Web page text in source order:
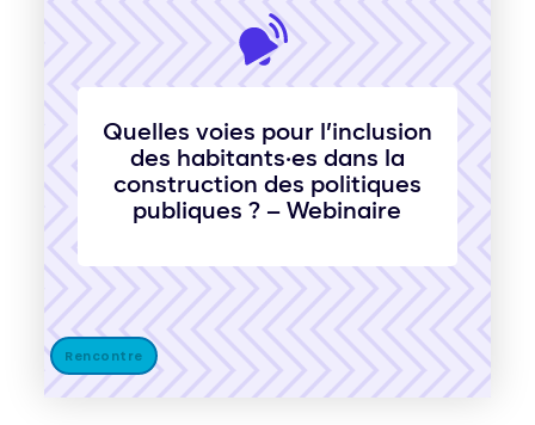
Quelles voies pour l’inclusion
des habitants·es dans la
construction des politiques
publiques ? – Webinaire
Rencontre